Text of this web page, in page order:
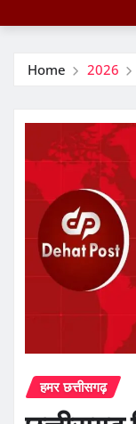
Home 2026
हमर छत्तीसगढ़